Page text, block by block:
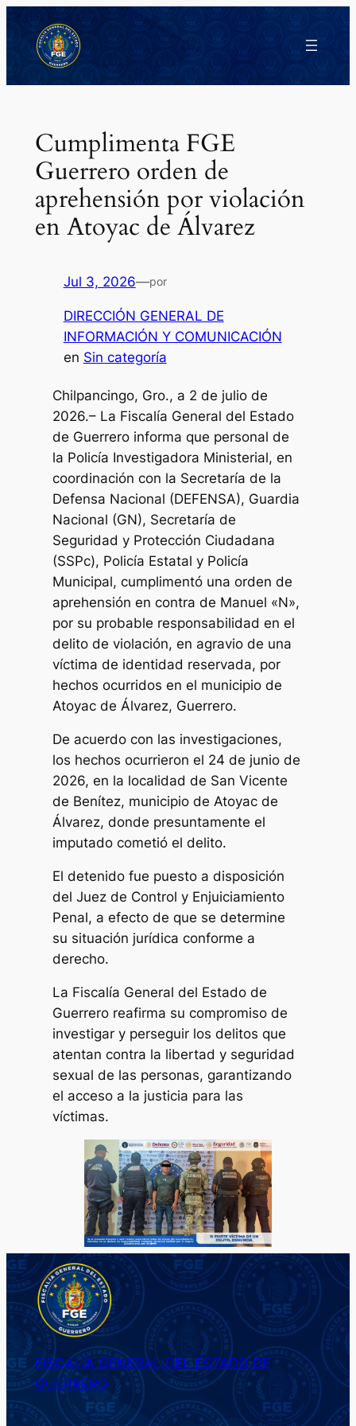
Saltar
al
contenido
Cumplimenta FGE
Guerrero orden de
aprehensión por violación
en Atoyac de Álvarez
Jul 3, 2026—por
DIRECCIÓN GENERAL DE
INFORMACIÓN Y COMUNICACIÓN
en Sin categoría
Chilpancingo, Gro., a 2 de julio de
2026.– La Fiscalía General del Estado
de Guerrero informa que personal de
la Policía Investigadora Ministerial, en
coordinación con la Secretaría de la
Defensa Nacional (DEFENSA), Guardia
Nacional (GN), Secretaría de
Seguridad y Protección Ciudadana
(SSPc), Policía Estatal y Policía
Municipal, cumplimentó una orden de
aprehensión en contra de Manuel «N»,
por su probable responsabilidad en el
delito de violación, en agravio de una
víctima de identidad reservada, por
hechos ocurridos en el municipio de
Atoyac de Álvarez, Guerrero.
De acuerdo con las investigaciones,
los hechos ocurrieron el 24 de junio de
2026, en la localidad de San Vicente
de Benítez, municipio de Atoyac de
Álvarez, donde presuntamente el
imputado cometió el delito.
El detenido fue puesto a disposición
del Juez de Control y Enjuiciamiento
Penal, a efecto de que se determine
su situación jurídica conforme a
derecho.
La Fiscalía General del Estado de
Guerrero reafirma su compromiso de
investigar y perseguir los delitos que
atentan contra la libertad y seguridad
sexual de las personas, garantizando
el acceso a la justicia para las
víctimas.
FISCALÍA GENERAL DEL ESTADO DE
GUERRERO